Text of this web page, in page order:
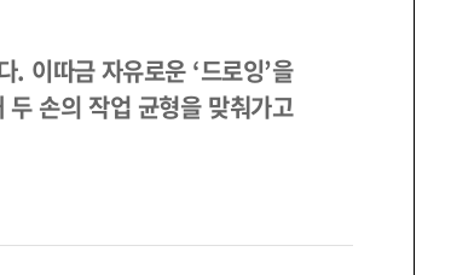
. 이따금 자유로운 ‘드로잉’을
손의 작업 균형을 맞춰가고